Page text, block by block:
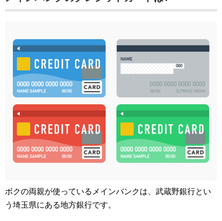
ボクの両親が使っているメインバンクは、武蔵野銀行とい
う埼玉県にある地方銀行です。